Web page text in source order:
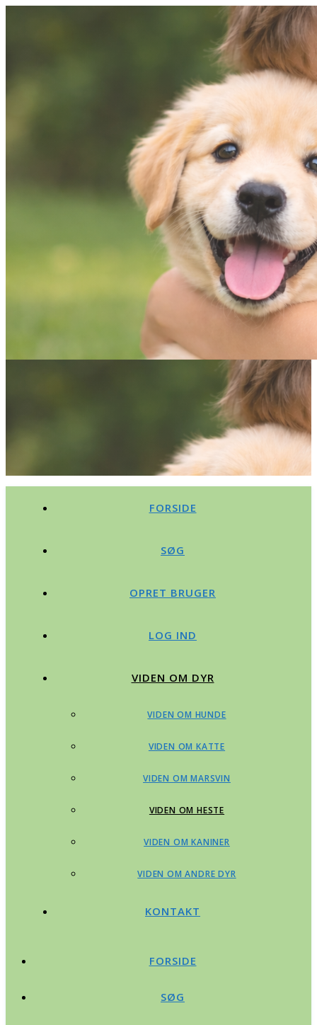
FORSIDE
SØG
OPRET BRUGER
LOG IND
VIDEN OM DYR
VIDEN OM HUNDE
VIDEN OM KATTE
VIDEN OM MARSVIN
VIDEN OM HESTE
VIDEN OM KANINER
VIDEN OM ANDRE DYR
KONTAKT
FORSIDE
SØG